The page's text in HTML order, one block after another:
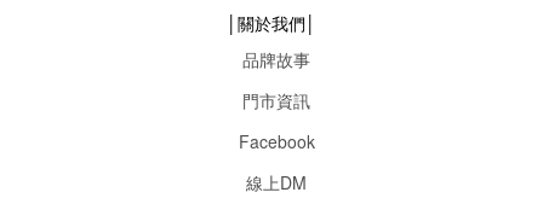
│關於我們│
品牌故事
門市資訊
Facebook
線上DM